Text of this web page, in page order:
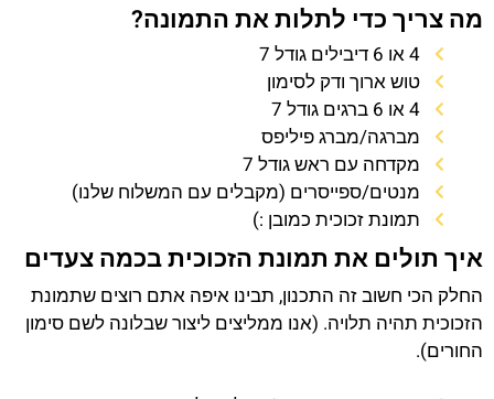
מה צריך כדי לתלות את התמונה?
4 או 6 דיבילים גודל 7
טוש ארוך ודק לסימון
4 או 6 ברגים גודל 7
מברגה/מברג פיליפס
מקדחה עם ראש גודל 7
מנטים/ספייסרים (מקבלים עם המשלוח שלנו)
תמונת זכוכית כמובן :)
איך תולים את תמונת הזכוכית בכמה צעדים
החלק הכי חשוב זה התכנון, תבינו איפה אתם רוצים שתמונת
הזכוכית תהיה תלויה. (אנו ממליצים ליצור שבלונה לשם סימון
החורים).